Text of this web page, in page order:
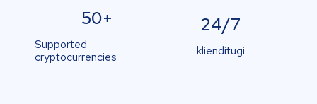
50+
Supported
cryptocurrencies
24/7
klienditugi